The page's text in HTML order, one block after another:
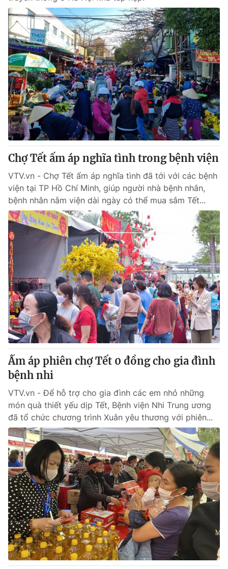
THỜI BÁO VTV
Theo dõi báo trên
Cơ quan chủ quản:Đài Truyền hình Việt Nam
Cơ quan báo chí:Thời báo VTV
Giấy phép hoạt động báo in và báo điện tử số 483/GP-BTTTT
cấp ngày 29/12/2023
Tổng Biên tập:Vũ Thanh Thủy
Phó Tổng Biên tập:Nguyễn Thị Mỹ Hạnh, Phạm Quốc Thắng,
Tổng đài VTV:024.38 355 931 - 024.38 355 932
Ðiện thoại Thời báo VTV:024.66 897 897
Email:toasoan@vtv.vn
Liên hệ quảng cáo:024-7300.7108
® Cấm sao chép dưới mọi hình thức nếu không có sự chấp
thuận bằng văn bản. Ghi rõ nguồn VTV.vn khi phát hành lại
thông tin từ website này.
Chợ Tết ấm áp nghĩa tình trong bệnh viện
VTV.vn - Chợ Tết ấm áp nghĩa tình đã tới với các bệnh
viện tại TP Hồ Chí Minh, giúp người nhà bệnh nhân,
bệnh nhân nằm viện dài ngày có thể mua sắm Tết...
Ấm áp phiên chợ Tết 0 đồng cho gia đình
bệnh nhi
VTV.vn - Để hỗ trợ cho gia đình các em nhỏ những
món quà thiết yếu dịp Tết, Bệnh viện Nhi Trung ương
đã tổ chức chương trình Xuân yêu thương với phiên...